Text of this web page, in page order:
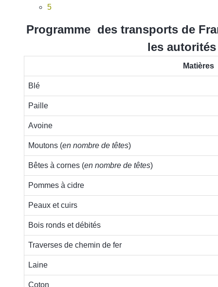
5
Programme des transports de
les
Matières
Blé
Paille
Avoine
Moutons (en nombre de têtes)
Bêtes à cornes (en nombre de têtes)
Pommes à cidre
Peaux et cuirs
Bois ronds et débités
Traverses de chemin de fer
Laine
Coton